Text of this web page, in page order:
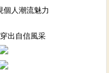
個人潮流魅力
出自信風采